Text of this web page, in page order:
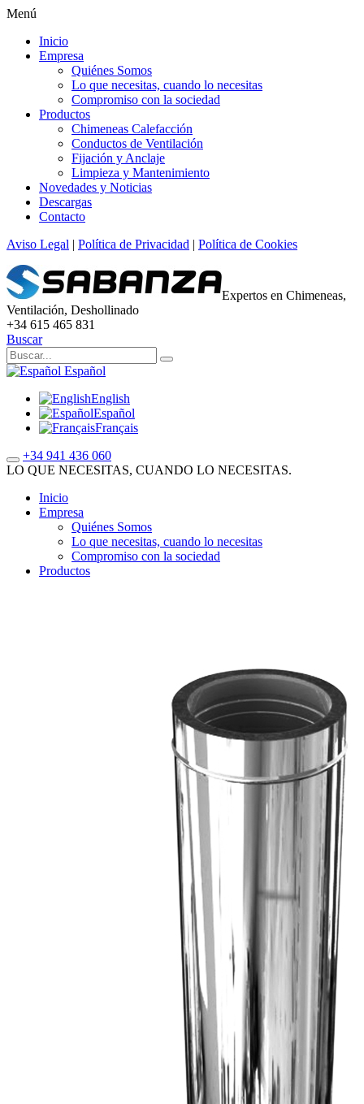
Menú
Inicio
Empresa
Quiénes Somos
Lo que necesitas, cuando lo necesitas
Compromiso con la sociedad
Productos
Chimeneas Calefacción
Conductos de Ventilación
Fijación y Anclaje
Limpieza y Mantenimiento
Novedades y Noticias
Descargas
Contacto
Aviso Legal | Política de Privacidad | Política de Cookies
Expertos en Chimeneas,
Ventilación, Deshollinado
+34 615 465 831
Buscar
Español
English
Español
Français
+34 941 436 060
LO QUE NECESITAS, CUANDO LO NECESITAS.
Inicio
Empresa
Quiénes Somos
Lo que necesitas, cuando lo necesitas
Compromiso con la sociedad
Productos